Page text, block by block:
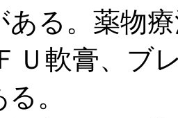
ある。薬物
Ｕ軟膏、ブ
。